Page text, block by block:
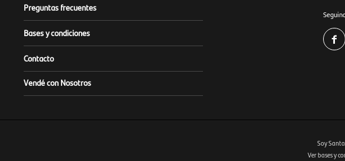
Preguntas frecuentes
Bases y condiciones
Contacto
Vendé con Nosotros

Soy
Ver bases y